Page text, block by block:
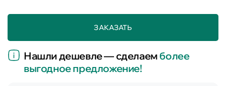
ЗАКАЗАТЬ
Нашли дешевле — сделаемболее
выгодное предложение!